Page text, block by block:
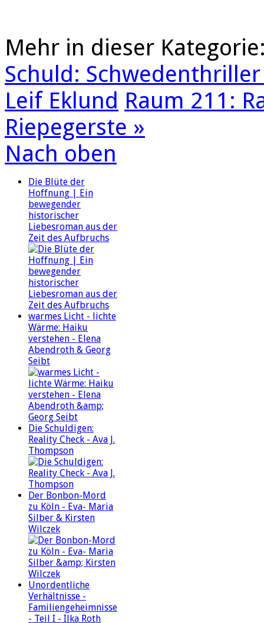
Mehr in dieser
Schuld:
Leif Eklund Raum 211:
Riepegerste »
Nach oben
Die Blüte der
Hoffnung | Ein
bewegender
historischer
Liebesroman aus der
Zeit des Aufbruchs
warmes Licht - lichte
Wärme: Haiku
verstehen - Elena
Abendroth & Georg
Seibt
Die Schuldigen:
Reality Check - Ava J.
Thompson
Der Bonbon-Mord
zu Köln - Eva- Maria
Silber & Kirsten
Wilczek
Unordentliche
Verhältnisse -
Familiengeheimnisse
- Teil I - Ilka Roth